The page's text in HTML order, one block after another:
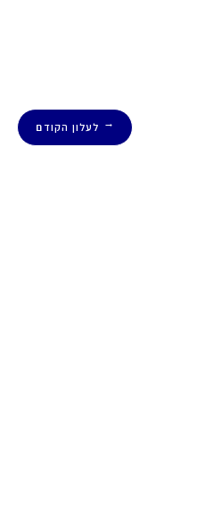
← לעלון הקודם